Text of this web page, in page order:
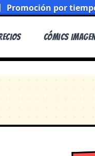
Promoción por
Cómics